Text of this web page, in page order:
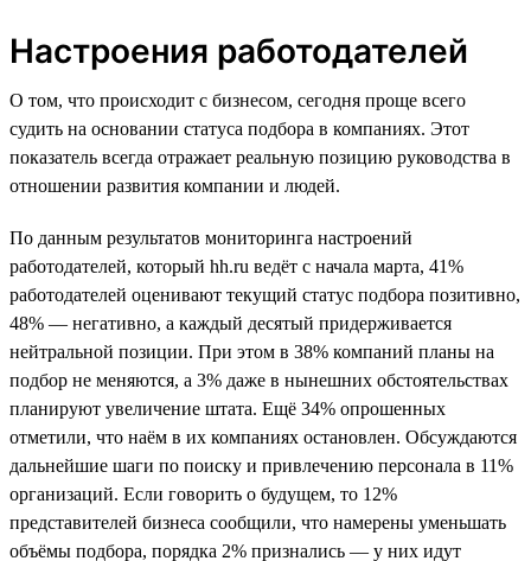
Настроения работодателей
О том, что происходит с бизнесом, сегодня проще всего
судить на основании статуса подбора в компаниях. Этот
показатель всегда отражает реальную позицию руководства в
отношении развития компании и людей.
По данным результатов мониторинга настроений
работодателей, который hh.ru ведёт с начала марта, 41%
работодателей оценивают текущий статус подбора позитивно,
48% — негативно, а каждый десятый придерживается
нейтральной позиции. При этом в 38% компаний планы на
подбор не меняются, а 3% даже в нынешних обстоятельствах
планируют увеличение штата. Ещё 34% опрошенных
отметили, что наём в их компаниях остановлен. Обсуждаются
дальнейшие шаги по поиску и привлечению персонала в 11%
организаций. Если говорить о будущем, то 12%
представителей бизнеса сообщили, что намерены уменьшать
объёмы подбора, порядка 2% признались — у них идут